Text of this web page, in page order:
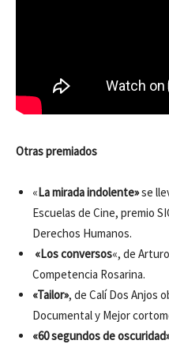
Otras premiados
«La mirada indolente»se
Escuelas de Cine, premio
Derechos Humanos.
«Los conversos«, de
Competencia Rosarina.
«Tailor», de Calí Dos Anjos
Documental y Mejor
«60 segundos de